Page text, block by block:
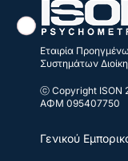
Εταιρία
Συστημάτων
ⓒ Copyright ISON
ΑΦΜ 095407750
Γενικού